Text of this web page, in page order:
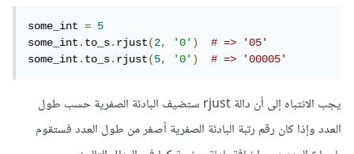
some_int =
5
some_int.to_s.rjust(2, '0')
# => '05'
some_int.to_s.rjust(5, '0') # => '00005'
يجب الانتباه إلى أن دالة rjust ستضيف البادئة الصفرية حسب طول
العدد وإذا كان رقم رتبة البادئة الصفرية أصغر من طول العدد فستقوم